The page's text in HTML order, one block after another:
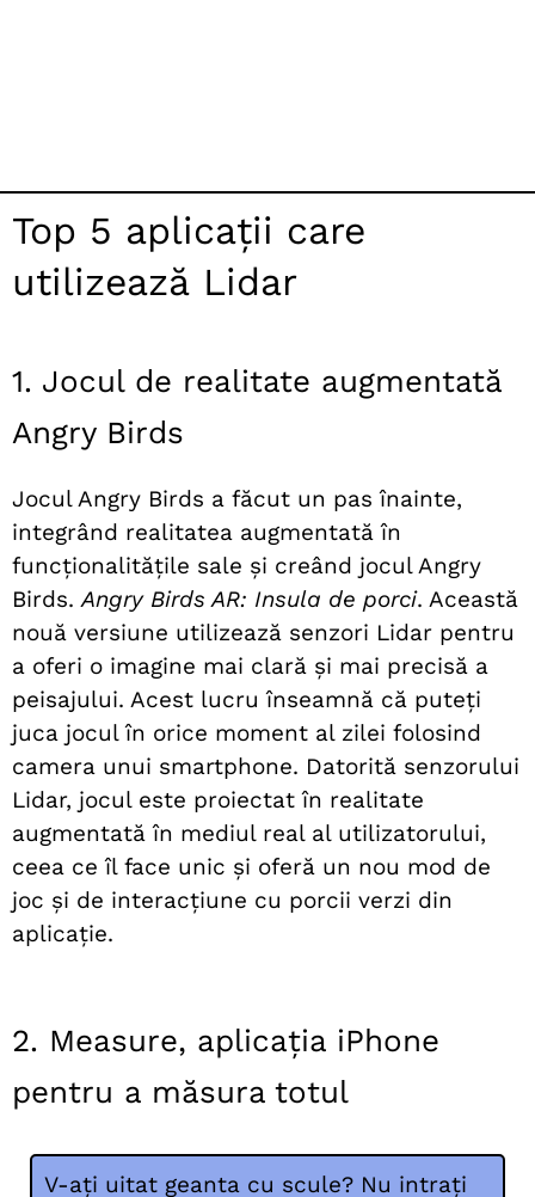
Top 5 aplicații care
utilizează Lidar
1. Jocul de realitate augmentată
Angry Birds
Jocul Angry Birds a făcut un pas înainte,
integrând realitatea augmentată în
funcționalitățile sale și creând jocul Angry
Birds. Angry Birds AR: Insula de porci. Această
nouă versiune utilizează senzori Lidar pentru
a oferi o imagine mai clară și mai precisă a
peisajului. Acest lucru înseamnă că puteți
juca jocul în orice moment al zilei folosind
camera unui smartphone. Datorită senzorului
Lidar, jocul este proiectat în realitate
augmentată în mediul real al utilizatorului,
ceea ce îl face unic și oferă un nou mod de
joc și de interacțiune cu porcii verzi din
aplicație.
2. Measure, aplicația iPhone
pentru a măsura totul
V-ați uitat geanta cu scule? Nu intrați